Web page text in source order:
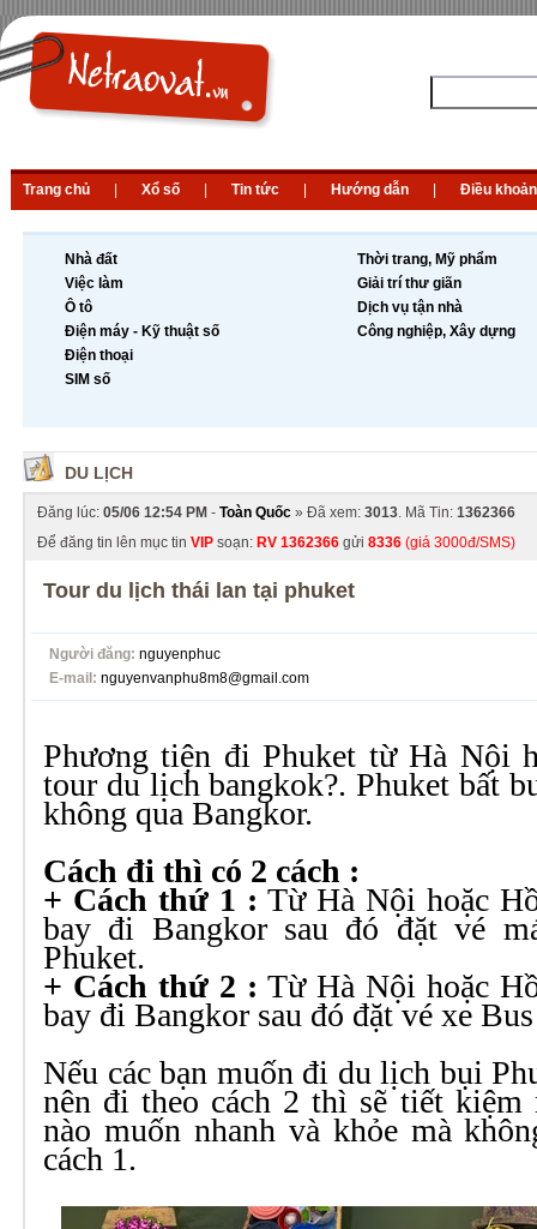
Trang chủ Xổ số Tin tức Hướng dẫn Điều khoản
Nhà đất
Việc làm
Ô tô
Điện máy - Kỹ thuật số
Điện thoại
SIM số
Thời trang, Mỹ phẩm
Giải trí thư giãn
Dịch vụ tận nhà
Công nghiệp, Xây dựng
DU LỊCH
Đăng lúc: 05/06 12:54 PM - Toàn Quốc » Đã xem: 3013. Mã Tin: 1362366
Để đăng tin lên mục tin VIP soạn: RV 1362366 gửi 8336 (giá 3000đ/SMS)
Tour du lịch thái lan tại phuket
Người đăng: nguyenphuc
E-mail: nguyenvanphu8m8@gmail.com
Phương tiện đi Phuket từ Hà Nội
tour du lịch bangkok?. Phuket bất
không qua Bangkor.
Cách đi thì có 2 cách :
+ Cách thứ 1 : Từ Hà Nội hoặc
bay đi Bangkor sau đó đặt vé
Phuket.
+ Cách thứ 2 : Từ Hà Nội hoặc
bay đi Bangkor sau đó đặt vé xe
Nếu các bạn muốn đi du lịch bụi
nên đi theo cách 2 thì sẽ tiết kiệm
nào muốn nhanh và khỏe mà
cách 1.